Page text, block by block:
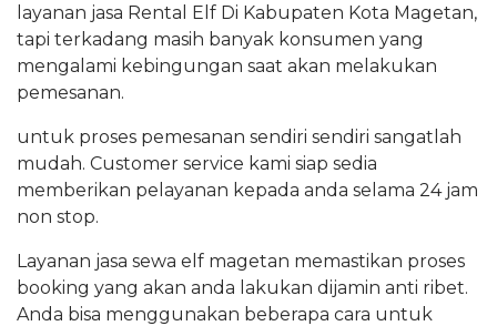
layanan jasa Rental Elf Di Kabupaten Kota Magetan,
tapi terkadang masih banyak konsumen yang
mengalami kebingungan saat akan melakukan
pemesanan.
untuk proses pemesanan sendiri sendiri sangatlah
mudah. Customer service kami siap sedia
memberikan pelayanan kepada anda selama 24 jam
non stop.
Layanan jasa sewa elf magetan memastikan proses
booking yang akan anda lakukan dijamin anti ribet.
Anda bisa menggunakan beberapa cara untuk